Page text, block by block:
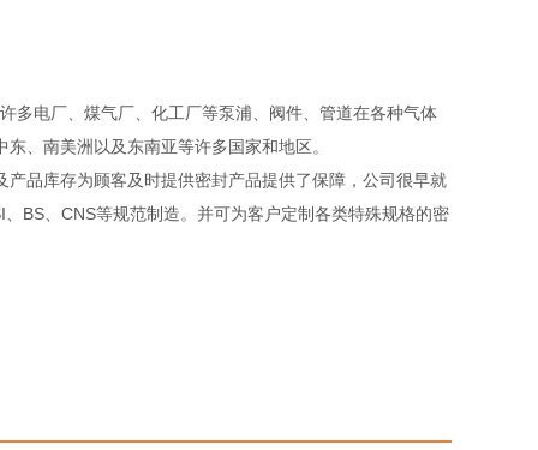
电厂、煤气厂、化工厂等泵浦、阀件、管道在各种气体
东、南美洲以及东南亚等许多国家和地区。
品库存为顾客及时提供密封产品提供了保障，公司很早就
BS、CNS等规范制造。并可为客户定制各类特殊规格的密